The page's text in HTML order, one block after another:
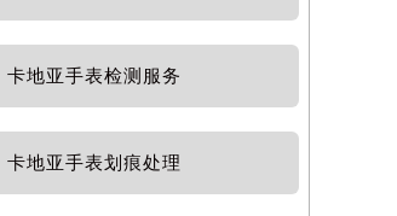
卡地亚手表检测服务
卡地亚手表划痕处理